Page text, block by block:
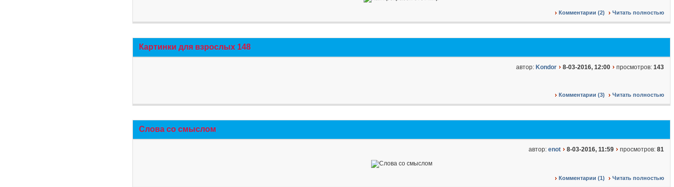
Комментарии (2) Читать полностью
Картинки для взрослых 148
автор: Kondor 8-03-2016, 12:00 просмотров: 143
Комментарии (3) Читать полностью
Слова со смыслом
автор: enot 8-03-2016, 11:59 просмотров: 81
Комментарии (1) Читать полностью